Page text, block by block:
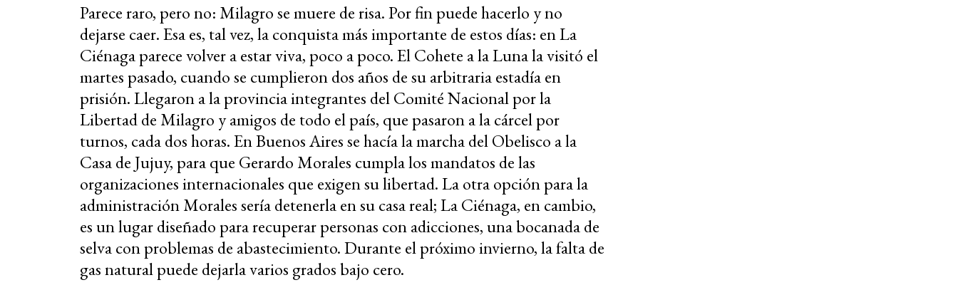
Parece raro, pero no: Milagro se muere de risa. Por fin puede hacerlo y no
dejarse caer. Esa es, tal vez, la conquista más importante de estos días: en La
Ciénaga parece volver a estar viva, poco a poco. El Cohete a la Luna la visitó el
martes pasado, cuando se cumplieron dos años de su arbitraria estadía en
prisión. Llegaron a la provincia integrantes del Comité Nacional por la
Libertad de Milagro y amigos de todo el país, que pasaron a la cárcel por
turnos, cada dos horas. En Buenos Aires se hacía la marcha del Obelisco a la
Casa de Jujuy, para que Gerardo Morales cumpla los mandatos de las
organizaciones internacionales que exigen su libertad. La otra opción para la
administración Morales sería detenerla en su casa real; La Ciénaga, en cambio,
es un lugar diseñado para recuperar personas con adicciones, una bocanada de
selva con problemas de abastecimiento. Durante el próximo invierno, la falta de
gas natural puede dejarla varios grados bajo cero.